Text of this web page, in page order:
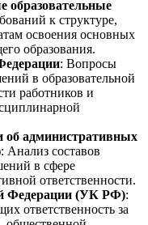
образовательные
к структуре,
освоения основных
образования.
: Вопросы
в образовательной
работников и
об административных
: Анализ составов
в сфере
ответственности.
Федерации (УК РФ):
ответственность за